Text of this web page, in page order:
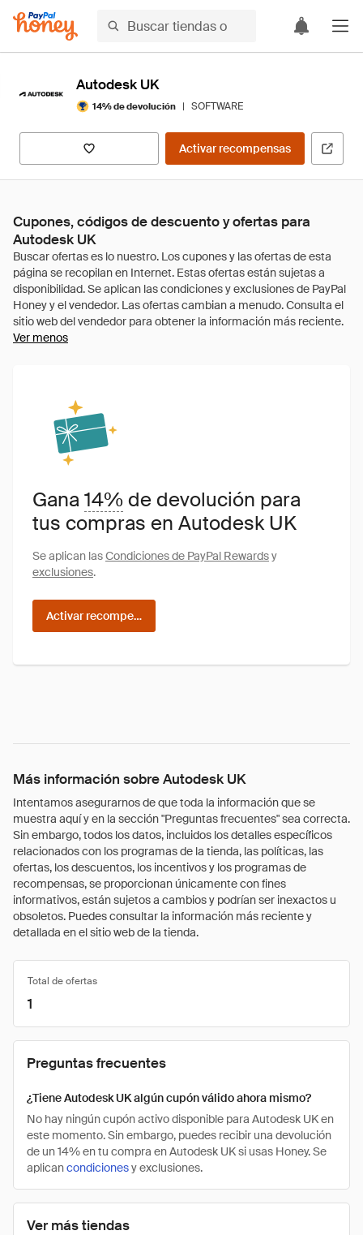
Autodesk UK
14% de devolución | SOFTWARE
Activar recompensas
Cupones, códigos de descuento y ofertas para
Autodesk UK
Ver menos
Gana14% de devolución para
tus compras en Autodesk UK
Se aplican lasCondiciones de PayPal Rewardsy
exclusiones.
Activar recompensas
Más información sobre Autodesk UK
Intentamos asegurarnos de que toda la información que se
muestra aquí y en la sección "Preguntas frecuentes" sea correcta.
Sin embargo, todos los datos, incluidos los detalles específicos
relacionados con los programas de la tienda, las políticas, las
ofertas, los descuentos, los incentivos y los programas de
recompensas, se proporcionan únicamente con fines
informativos, están sujetos a cambios y podrían ser inexactos u
obsoletos. Puedes consultar la información más reciente y
detallada en el sitio web de la tienda.
Ver más tiendas
Total de ofertas
1
Preguntas frecuentes
¿Tiene Autodesk UK algún cupón válido ahora mismo?
No hay ningún cupón activo disponible para Autodesk UK en
este momento. Sin embargo, puedes recibir una devolución
de un 14% en tu compra en Autodesk UK si usas Honey. Se
aplicancondicionesy exclusiones.